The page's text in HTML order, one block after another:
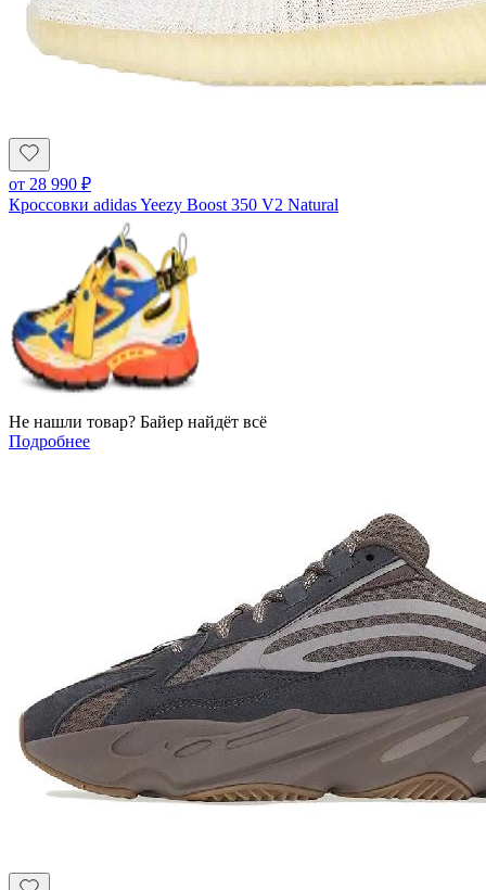
от 28 990 ₽
Кроссовки adidas Yeezy Boost 350 V2 Natural
Не нашли товар? Байер найдёт всё
Подробнее